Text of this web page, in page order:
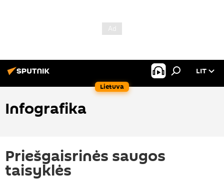
Lietuva
LIT
Infografika
Priešgaisrinės saugos
taisyklės